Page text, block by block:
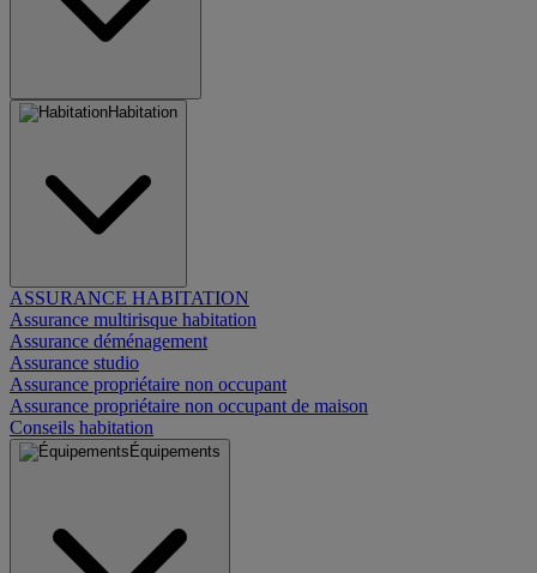
Habitation
ASSURANCE HABITATION
Assurance multirisque habitation
Assurance déménagement
Assurance studio
Assurance propriétaire non occupant
Assurance propriétaire non occupant de maison
Conseils habitation
Équipements